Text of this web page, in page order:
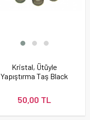
Kristal, Ütüyle
Yapıştırma Taş Black
50,00 TL